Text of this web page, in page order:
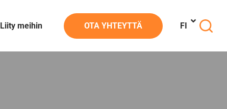
Liity meihin OTA YHTEYTTÄ FI